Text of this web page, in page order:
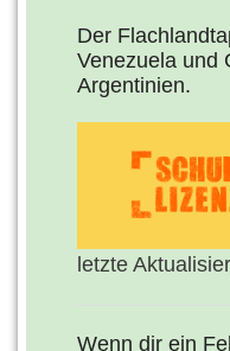
Der
Venezuela und
Argentinien.
letzte
Wenn dir ein